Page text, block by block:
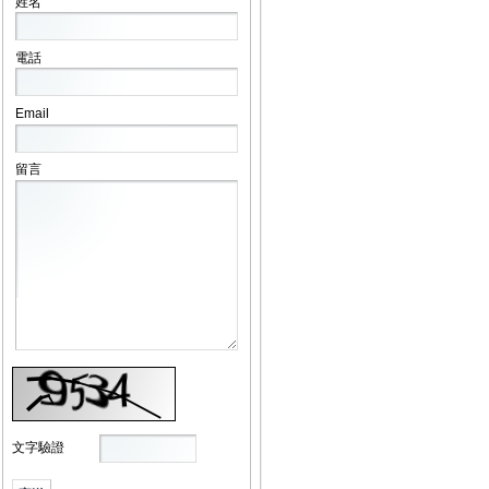
電話
Email
留言
文字驗證